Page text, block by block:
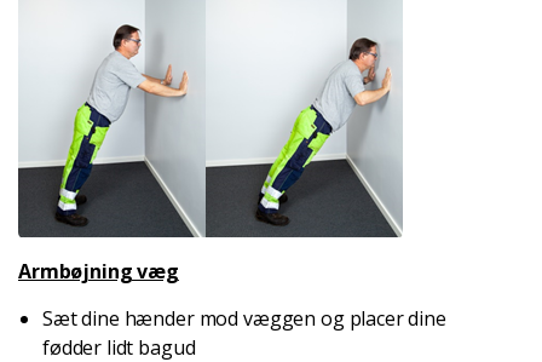
Armbøjning væg
Sæt dine hænder mod væggen og placer dine
fødder lidt bagud